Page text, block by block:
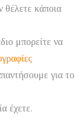
θέλετε κάποια
μπορείτε να
για το
έχετε.